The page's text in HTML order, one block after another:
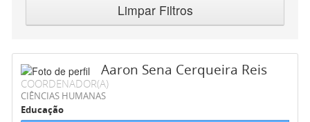
Limpar Filtros
Aaron Sena Cerqueira Reis
COORDENADOR(A)
CIÊNCIAS HUMANAS
Educação